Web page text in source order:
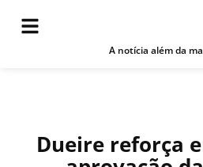
A notícia além da
Dueire reforça